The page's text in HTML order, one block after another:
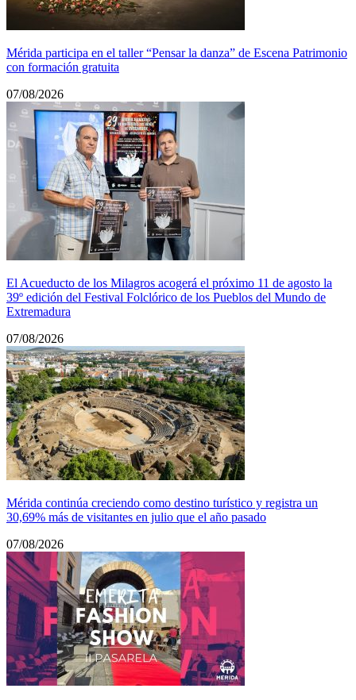
Mérida participa en el taller “Pensar la danza” de Escena Patrimonio
con formación gratuita
07/08/2026
El Acueducto de los Milagros acogerá el próximo 11 de agosto la
39º edición del Festival Folclórico de los Pueblos del Mundo de
Extremadura
07/08/2026
Mérida continúa creciendo como destino turístico y registra un
30,69% más de visitantes en julio que el año pasado
07/08/2026